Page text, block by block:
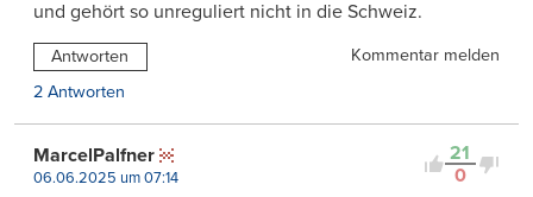
und gehört so unreguliert nicht in die Schweiz.
Antworten
Kommentar melden
2 Antworten
21
0
MarcelPalfner
06.06.2025 um 07:14